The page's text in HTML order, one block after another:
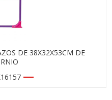
DE 38X32X53CM DE